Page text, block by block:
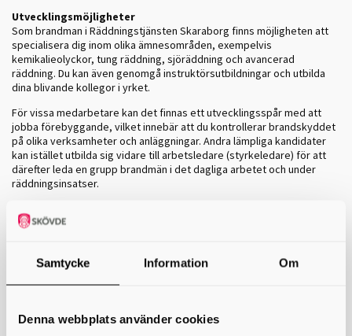
Samtycke Information Om
Denna webbplats använder cookies
Utvecklingsmöjligheter
Som brandman i Räddningstjänsten Skaraborg finns möjligheten att
specialisera dig inom olika ämnesområden, exempelvis
kemikalieolyckor, tung räddning, sjöräddning och avancerad
räddning. Du kan även genomgå instruktörsutbildningar och utbilda
dina blivande kollegor i yrket.
För vissa medarbetare kan det finnas ett utvecklingsspår med att
jobba förebyggande, vilket innebär att du kontrollerar brandskyddet
på olika verksamheter och anläggningar. Andra lämpliga kandidater
kan istället utbilda sig vidare till arbetsledare (styrkeledare) för att
därefter leda en grupp brandmän i det dagliga arbetet och under
räddningsinsatser.
För att kunna jobba som heltidsbrandman hos oss på
försvar och läses på plats vid någon av deras skolor. När du har
räddningsarbete och är behörig att arbeta som brandman.